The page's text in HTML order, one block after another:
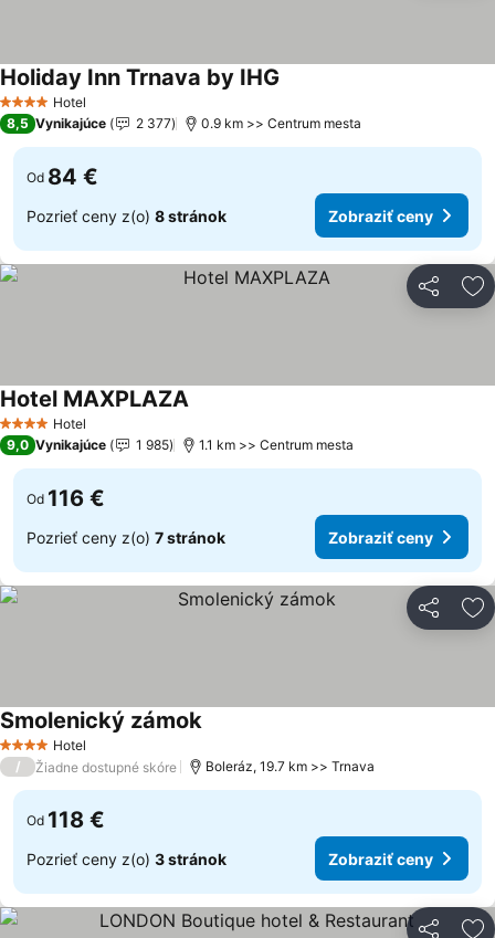
4 Počet hviezdičiek
Hotel
Holiday Inn Trnava by IHG
8,5 Vynikajúce 2 377 0.9 km >> Centrum mesta
Od 84 €
Pozrieť ceny z(o) 8 stránok Zobraziť ceny
Zdieľať
4 Počet hviezdičiek
Hotel
Hotel MAXPLAZAZobraziť ceny
9,0 Vynikajúce 1 985 1.1 km >> Centrum mesta
Od 116 €
Pozrieť ceny z(o) 7 stránok Zobraziť ceny
Zdieľať
4 Počet hviezdičiek
Hotel
Smolenický zámokZobraziť ceny
/ Žiadne dostupné skóre Boleráz, 19.7 km >> Trnava
Od 118 €
Pozrieť ceny z(o) 3 stránok Zobraziť ceny